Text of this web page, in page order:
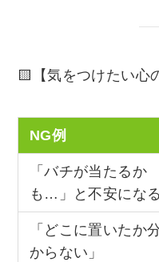
🟨【気をつけたい心
NG例
「バチが当たるか
も…」と不安になる
「どこに置いたか
からない」